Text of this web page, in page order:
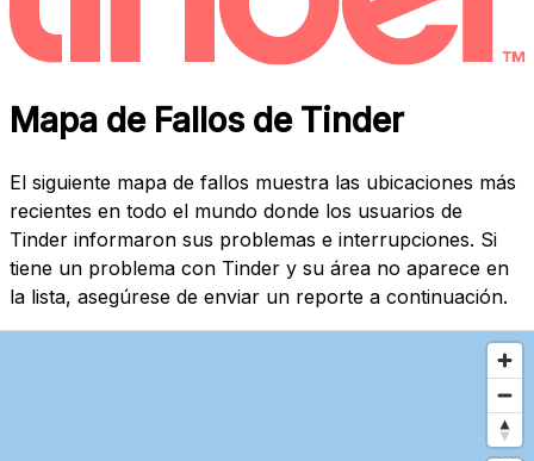
Mapa de Fallos de Tinder
El siguiente mapa de fallos muestra las ubicaciones más
recientes en todo el mundo donde los usuarios de
Tinder informaron sus problemas e interrupciones. Si
tiene un problema con Tinder y su área no aparece en
la lista, asegúrese de enviar un reporte a continuación.